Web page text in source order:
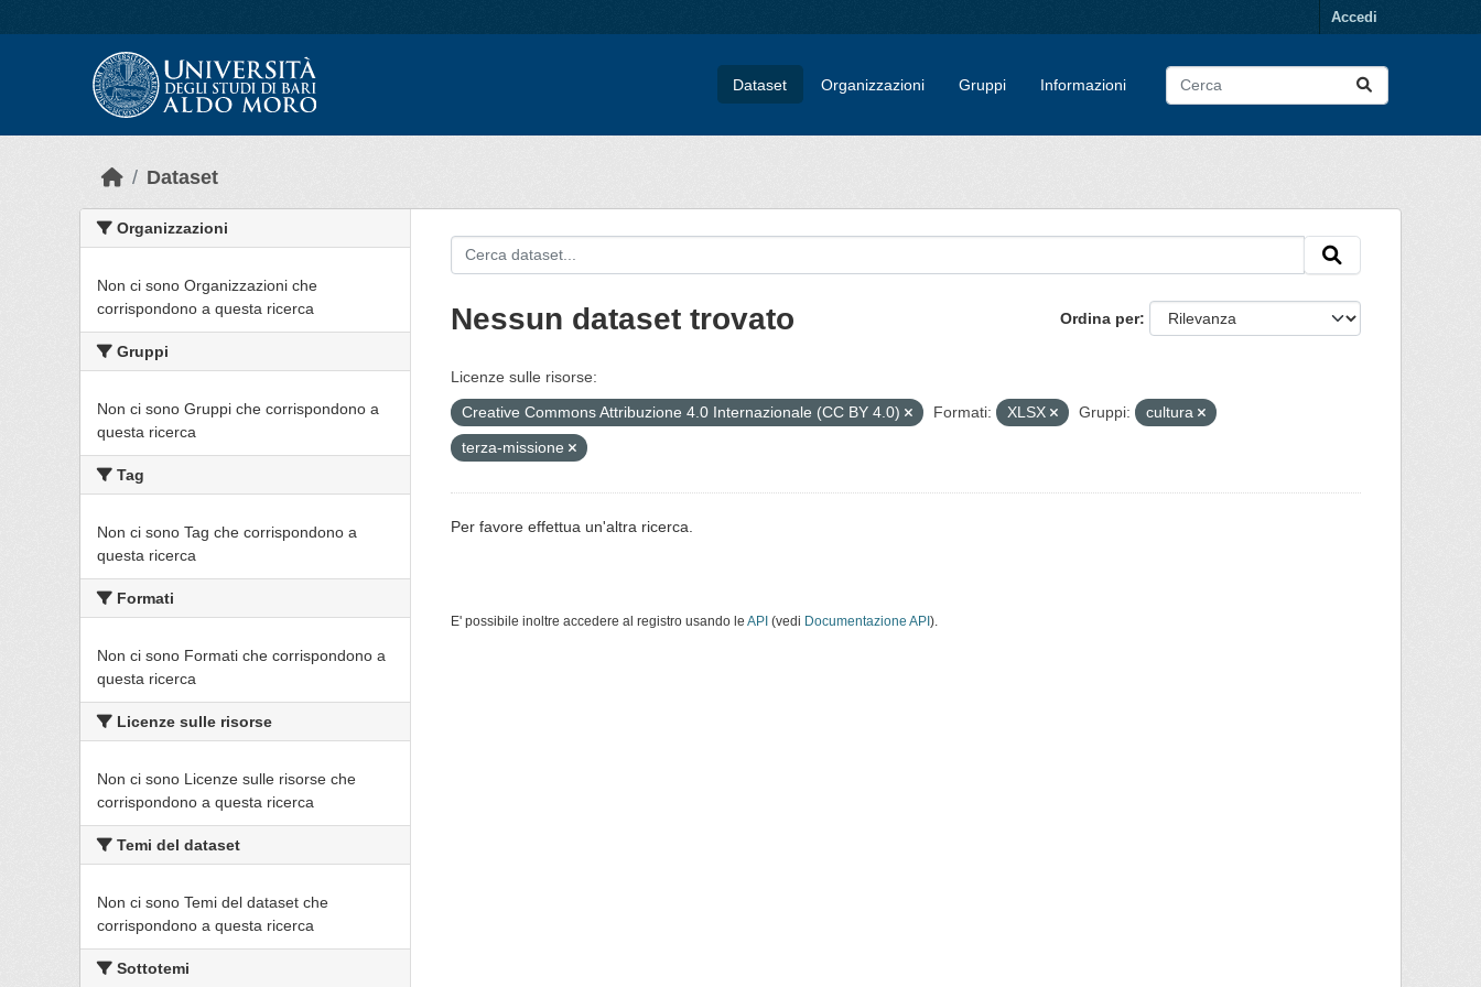
Accedi
Dataset Organizzazioni Gruppi Informazioni
Dataset
Organizzazioni
Non ci sono Organizzazioni che
corrispondono a questa ricerca
Gruppi
Non ci sono Gruppi che corrispondono a
questa ricerca
Tag
Non ci sono Tag che corrispondono a
questa ricerca
Formati
Non ci sono Formati che corrispondono a
questa ricerca
Licenze sulle risorse
Non ci sono Licenze sulle risorse che
corrispondono a questa ricerca
Temi del dataset
Non ci sono Temi del dataset che
corrispondono a questa ricerca
Sottotemi
Ordina per
Nessun dataset trovato
Licenze sulle risorse:
Creative Commons Attribuzione 4.0 Internazionale (CC BY 4.0)
Formati: XLSX Gruppi:
cultura
terza-missione
Per favore effettua un'altra ricerca.
E' possibile inoltre accedere al registro usando le API (vedi Documentazione API ).